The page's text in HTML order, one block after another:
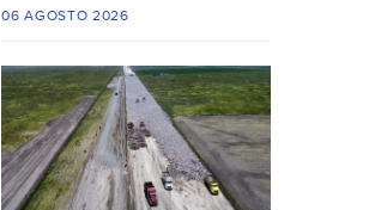
06 AGOSTO 2026